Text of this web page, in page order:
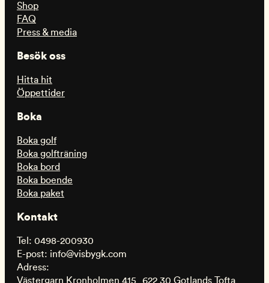
Shop
FAQ
Press & media
Besök oss
Hitta hit
Öppettider
Boka
Boka golf
Boka golfträning
Boka bord
Boka boende
Boka paket
Kontakt
Tel: 0498-200930
E-post: info@visbygk.com
Adress:
Västergarn Kronholmen 415 622 30 Gotlands Tofta